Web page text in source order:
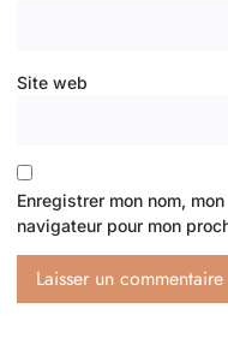
Site web
Enregistrer mon nom,
navigateur pour mon